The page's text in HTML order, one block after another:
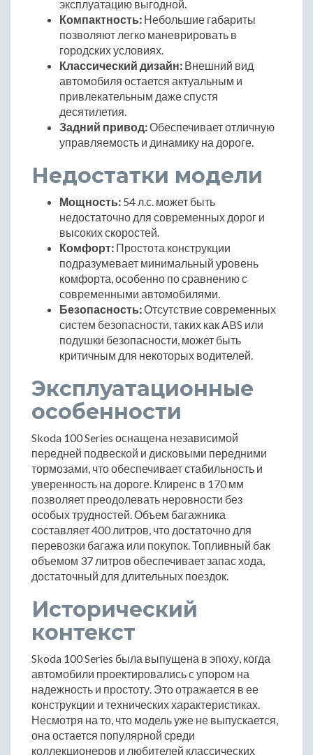
эксплуатацию выгодной.
Компактность: Небольшие габариты
позволяют легко маневрировать в
городских условиях.
Классический дизайн: Внешний вид
автомобиля остается актуальным и
привлекательным даже спустя
десятилетия.
Задний привод:Обеспечивает отличную
управляемость и динамику на дороге.
Недостатки модели
Мощность: 54 л.с. может быть
недостаточно для современных дорог и
высоких скоростей.
Комфорт: Простота конструкции
подразумевает минимальный уровень
комфорта, особенно по сравнению с
современными автомобилями.
Безопасность:Отсутствие современных
систем безопасности, таких как ABS или
подушки безопасности, может быть
критичным для некоторых водителей.
Эксплуатационные
особенности
Skoda 100 Series оснащена независимой
передней подвеской и дисковыми передними
тормозами, что обеспечивает стабильность и
уверенность на дороге. Клиренс в 170 мм
позволяет преодолевать неровности без
особых трудностей. Объем багажника
составляет 400 литров, что достаточно для
перевозки багажа или покупок. Топливный бак
объемом 37 литров обеспечивает запас хода,
достаточный для длительных поездок.
Исторический
контекст
Skoda 100 Series была выпущена в эпоху, когда
автомобили проектировались с упором на
надежность и простоту. Это отражается в ее
конструкции и технических характеристиках.
Несмотря на то, что модель уже не выпускается,
она остается популярной среди
коллекционеров и любителей классических